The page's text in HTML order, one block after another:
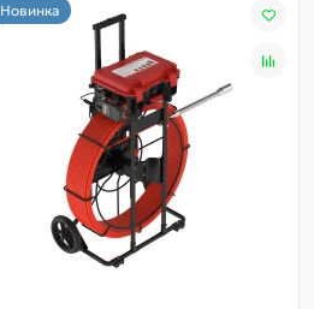
Новинка